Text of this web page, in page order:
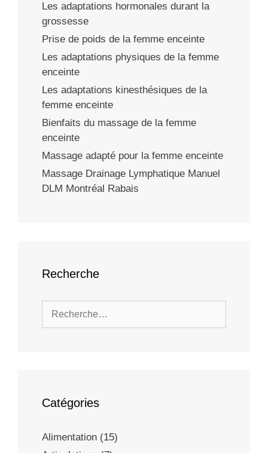
Les adaptations hormonales durant la
grossesse
Prise de poids de la femme enceinte
Les adaptations physiques de la femme
enceinte
Les adaptations kinesthésiques de la
femme enceinte
Bienfaits du massage de la femme
enceinte
Massage adapté pour la femme enceinte
Massage Drainage Lymphatique Manuel
DLM Montréal Rabais
Recherche
Catégories
Alimentation (15)